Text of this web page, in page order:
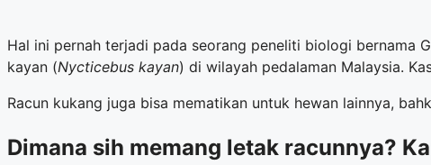
Hal ini pernah terjadi pada seorang peneliti biologi bernama
kayan (Nycticebus kayan) di wilayah pedalaman Malaysia.
Racun kukang juga bisa mematikan untuk hewan lainnya,
Dimana sih memang letak racunnya?